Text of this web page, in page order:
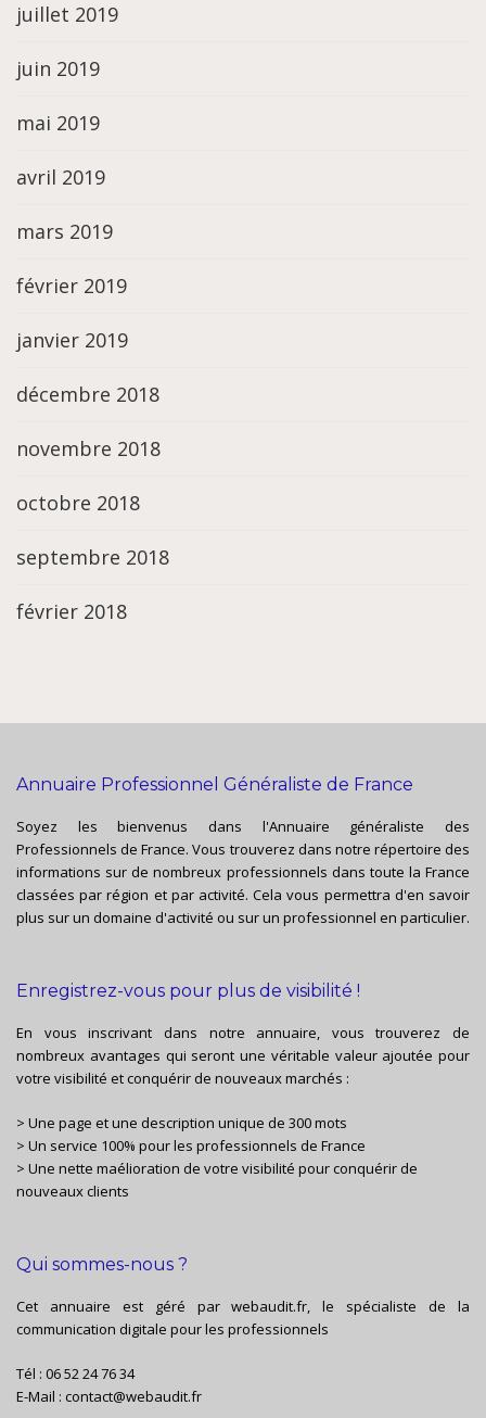
juillet 2019
juin 2019
mai 2019
avril 2019
mars 2019
février 2019
janvier 2019
décembre 2018
novembre 2018
octobre 2018
septembre 2018
février 2018
Annuaire Professionnel Généraliste de France
Soyez les bienvenus dans l'Annuaire généraliste des
Professionnels de France. Vous trouverez dans notre répertoire des
informations sur de nombreux professionnels dans toute la France
classées par région et par activité. Cela vous permettra d'en savoir
plus sur un domaine d'activité ou sur un professionnel en particulier.
Enregistrez-vous pour plus de visibilité !
En vous inscrivant dans notre annuaire, vous trouverez de
nombreux avantages qui seront une véritable valeur ajoutée pour
votre visibilité et conquérir de nouveaux marchés :
> Une page et une description unique de 300 mots
> Un service 100% pour les professionnels de France
> Une nette maélioration de votre visibilité pour conquérir de
nouveaux clients
Qui sommes-nous ?
Cet annuaire est géré parwebaudit.fr, le spécialiste de la
communication digitale pour les professionnels
Tél : 06 52 24 76 34
E-Mail : contact@webaudit.fr